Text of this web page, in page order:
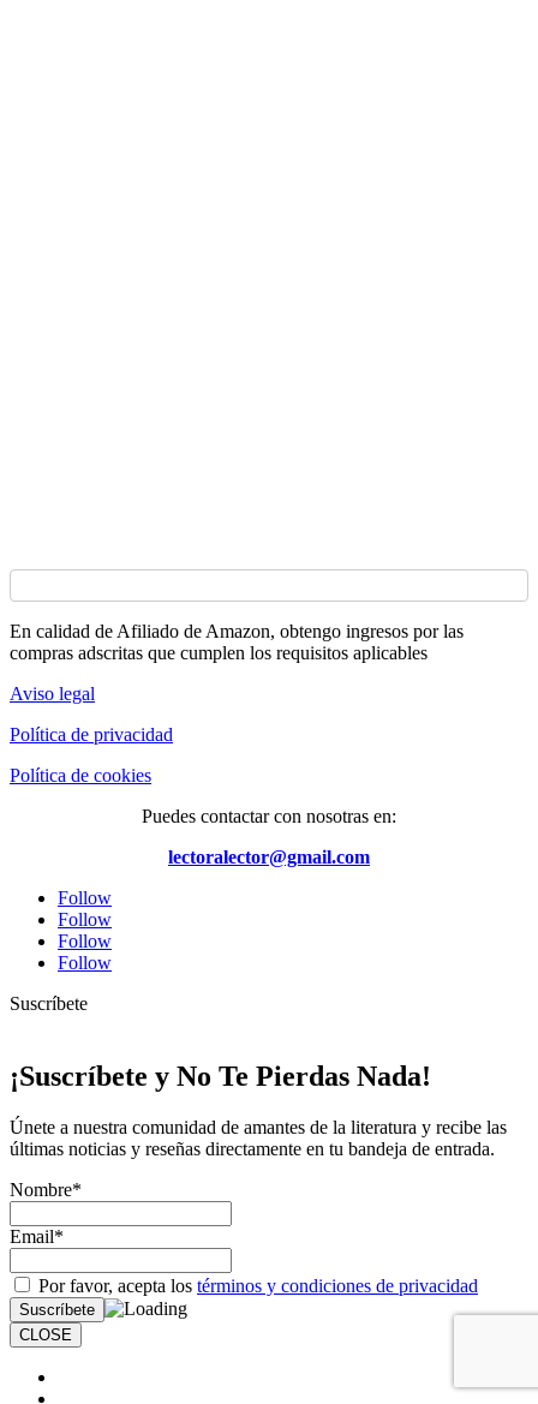
En calidad de Afiliado de Amazon, obtengo ingresos por las
compras adscritas que cumplen los requisitos aplicables
Aviso legal
Política de privacidad
Política de cookies
Puedes contactar con nosotras en:
lectoralector@gmail.com
Follow
Follow
Follow
Follow
Suscríbete
¡Suscríbete y No Te Pierdas Nada!
Únete a nuestra comunidad de amantes de la literatura y recibe las
últimas noticias y reseñas directamente en tu bandeja de entrada.
Nombre*
Email*
Por favor, acepta los términos y condiciones de privacidad
CLOSE